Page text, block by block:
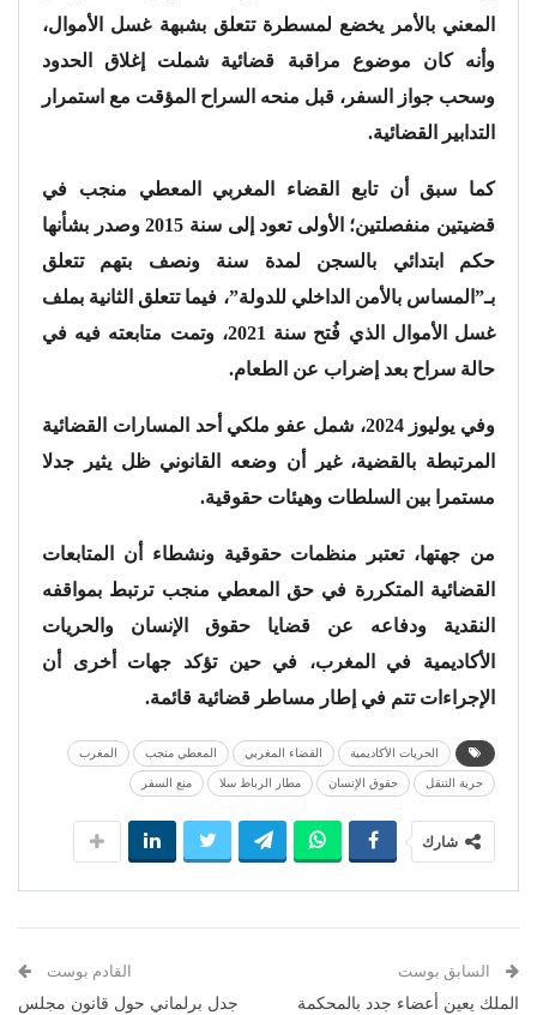
المعني بالأمر يخضع لمسطرة تتعلق بشبهة غسل الأموال،
وأنه كان موضوع مراقبة قضائية شملت إغلاق الحدود
وسحب جواز السفر، قبل منحه السراح المؤقت مع استمرار
التدابير القضائية.
كما سبق أن تابع القضاء المغربي المعطي منجب في
قضيتين منفصلتين؛ الأولى تعود إلى سنة 2015 وصدر بشأنها
حكم ابتدائي بالسجن لمدة سنة ونصف بتهم تتعلق
بـ”المساس بالأمن الداخلي للدولة”، فيما تتعلق الثانية بملف
غسل الأموال الذي فُتح سنة 2021، وتمت متابعته فيه في
حالة سراح بعد إضراب عن الطعام.
وفي يوليوز 2024، شمل عفو ملكي أحد المسارات القضائية
المرتبطة بالقضية، غير أن وضعه القانوني ظل يثير جدلا
مستمرا بين السلطات وهيئات حقوقية.
من جهتها، تعتبر منظمات حقوقية ونشطاء أن المتابعات
القضائية المتكررة في حق المعطي منجب ترتبط بمواقفه
النقدية ودفاعه عن قضايا حقوق الإنسان والحريات
الأكاديمية في المغرب، في حين تؤكد جهات أخرى أن
الإجراءات تتم في إطار مساطر قضائية قائمة.
الحريات الأكاديمية القضاء المغربي المعطي منجب المغرب
حرية التنقل حقوق الإنسان مطار الرباط سلا منع السفر
شارك
السابق بوست
الملك يعين أعضاء جدد بالمحكمة
القادم بوست
جدل برلماني حول قانون مجلس